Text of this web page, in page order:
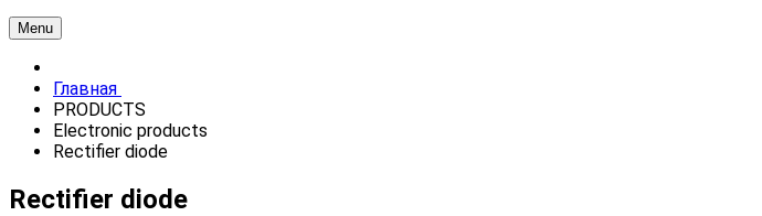
Menu
Главная
PRODUCTS
Electronic products
Rectifier diode
Rectifier diode